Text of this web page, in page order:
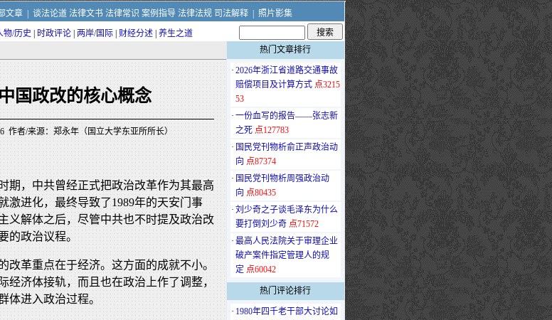
文章| 谈法论道 法律文书 法律常识 案例指导 法律法规 司法解释|
照片影集
物/历史 时政评论 两岸/国际 财经分述 养生之道
国政改的核心概念
作者/来源：郑永年（国立大学东亚所所长）
期，中共曾经正式把政治改革作为其最高
激进化，最终导致了1989年的天安门事
义解体之后，尽管中共也不时提及政治改
的政治议程。
改革重点在于经济。这方面的成就不小。
经济体接轨，而且也在政治上作了调整，
体进入政治过程。
热门文章排行
· 2026年浙江省道路交通事故
赔偿项目及计算方式 点3215
53
· 一份血写的报告——张志新
之死 点127783
· 国民党刊物析俞正声政治动
向 点87374
· 国民党刊物析周强政治动
向 点80435
· 刘少奇之子谈毛泽东为什么
要打倒刘少奇 点71572
· 最高人民法院关于审理企业
破产案件指定管理人的规
定 点60042
热门评论排行
· 1980年四千老干部大讨论如